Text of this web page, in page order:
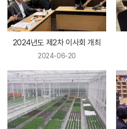
2024년도 제2차 이사회 개최
2024-06-20